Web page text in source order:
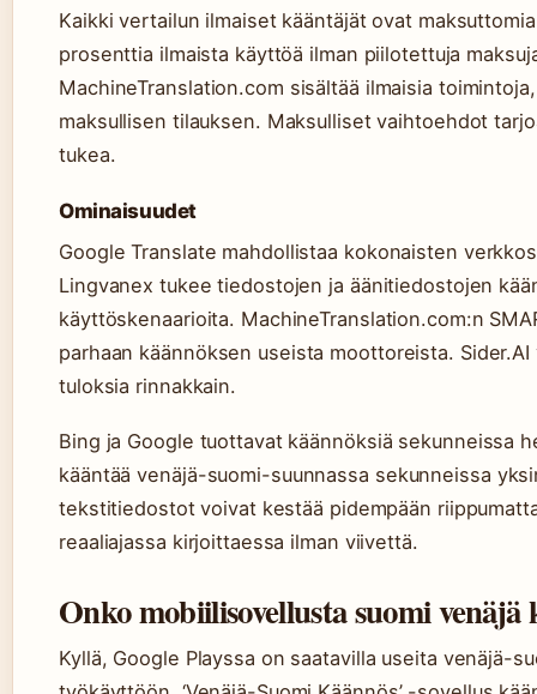
Kaikki vertailun ilmaiset kääntäjät ovat
prosenttia ilmaista käyttöä ilman piilotettuja
MachineTranslation.com sisältää ilmaisia
maksullisen tilauksen. Maksulliset vaihtoehdot
tukea.
Ominaisuudet
Google Translate mahdollistaa kokonaisten
Lingvanex tukee tiedostojen ja äänitiedostojen
käyttöskenaarioita. MachineTranslation.com:n
parhaan käännöksen useista moottoreista.
tuloksia rinnakkain.
Bing ja Google tuottavat käännöksiä sekunneissa
kääntää venäjä-suomi-suunnassa sekunneissa
tekstitiedostot voivat kestää pidempään
reaaliajassa kirjoittaessa ilman viivettä.
Onko mobiilisovellusta suomi venäjä
Kyllä, Google Playssa on saatavilla useita venäjä-